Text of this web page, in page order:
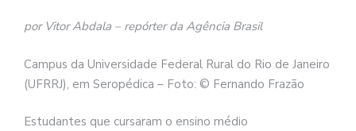
por Vitor Abdala – repórter da Agência Brasil
Campus da Universidade Federal Rural do Rio de Janeiro
(UFRRJ), em Seropédica – Foto: © Fernando Frazão
Estudantes que cursaram o ensino médio